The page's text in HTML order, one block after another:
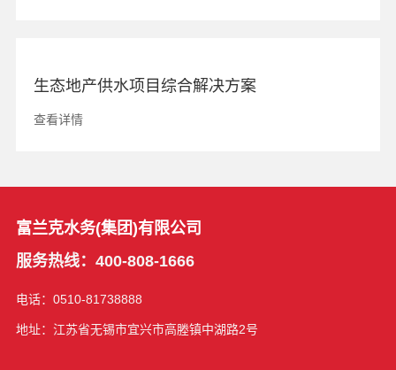
生态地产供水项目综合解决方案
查看详情
富兰克水务(集团)有限公司
服务热线：400-808-1666
电话：0510-81738888
地址：江苏省无锡市宜兴市高塍镇中湖路2号